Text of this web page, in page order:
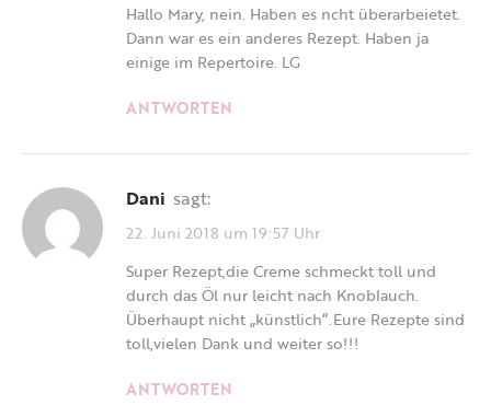
Hallo Mary, nein. Haben es ncht überarbeietet.
Dann war es ein anderes Rezept. Haben ja
einige im Repertoire. LG
ANTWORTEN
Dani sagt:
22. Juni 2018 um 19:57 Uhr
Super Rezept,die Creme schmeckt toll und
durch das Öl nur leicht nach Knoblauch.
Überhaupt nicht „künstlich“.Eure Rezepte sind
toll,vielen Dank und weiter so!!!
ANTWORTEN